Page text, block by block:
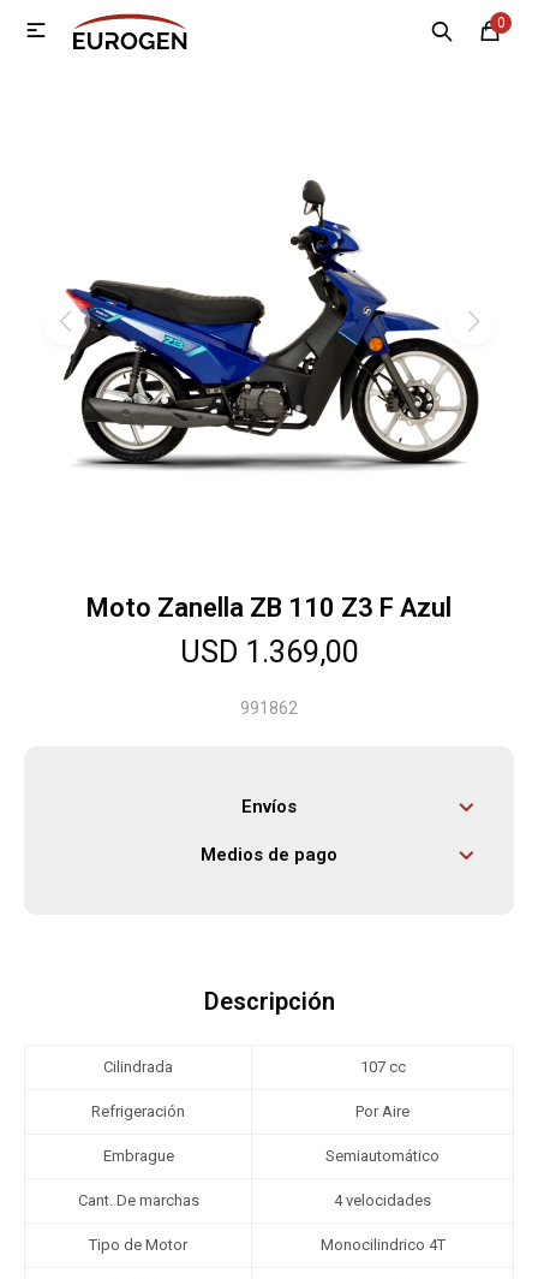
0

Moto Zanella ZB 110 Z3 F Azul
USD 1.369,00
991862
Envíos
Medios de pago
Descripción
Cilindrada 107 cc
Refrigeración Por Aire
Embrague Semiautomático
Cant. De marchas 4 velocidades
Tipo de Motor Monocilindrico 4T
MI CUENTA
Tecnología
Climatización
Motos
Herramientas